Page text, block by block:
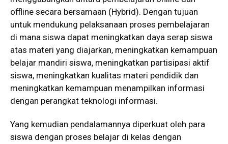
offline secara bersamaan (Hybrid). Dengan tujuan
untuk mendukung pelaksanaan proses pembelajaran
di mana siswa dapat meningkatkan daya serap siswa
atas materi yang diajarkan, meningkatkan kemampuan
belajar mandiri siswa, meningkatkan partisipasi aktif
siswa, meningkatkan kualitas materi pendidik dan
meningkatkan kemampuan menampilkan informasi
dengan perangkat teknologi informasi.
Yang kemudian pendalamannya diperkuat oleh para
siswa dengan proses belajar di kelas dengan